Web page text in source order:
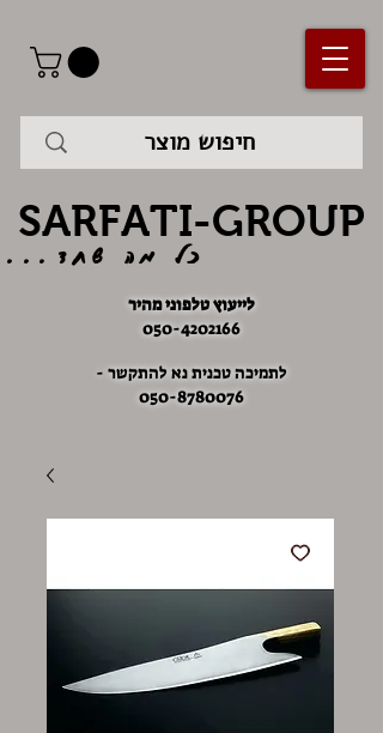
SARFATI-GROUP
לייעוץ טלפוני מהיר
050-4202166
לתמיכה טכנית נא להתקשר -
050-8780076
כל מה שחד...